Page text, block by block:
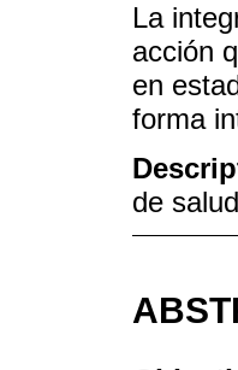
La
acción
en
forma
de